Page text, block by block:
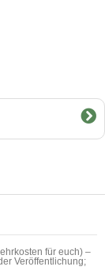
für euch) –
Veröffentlichung;